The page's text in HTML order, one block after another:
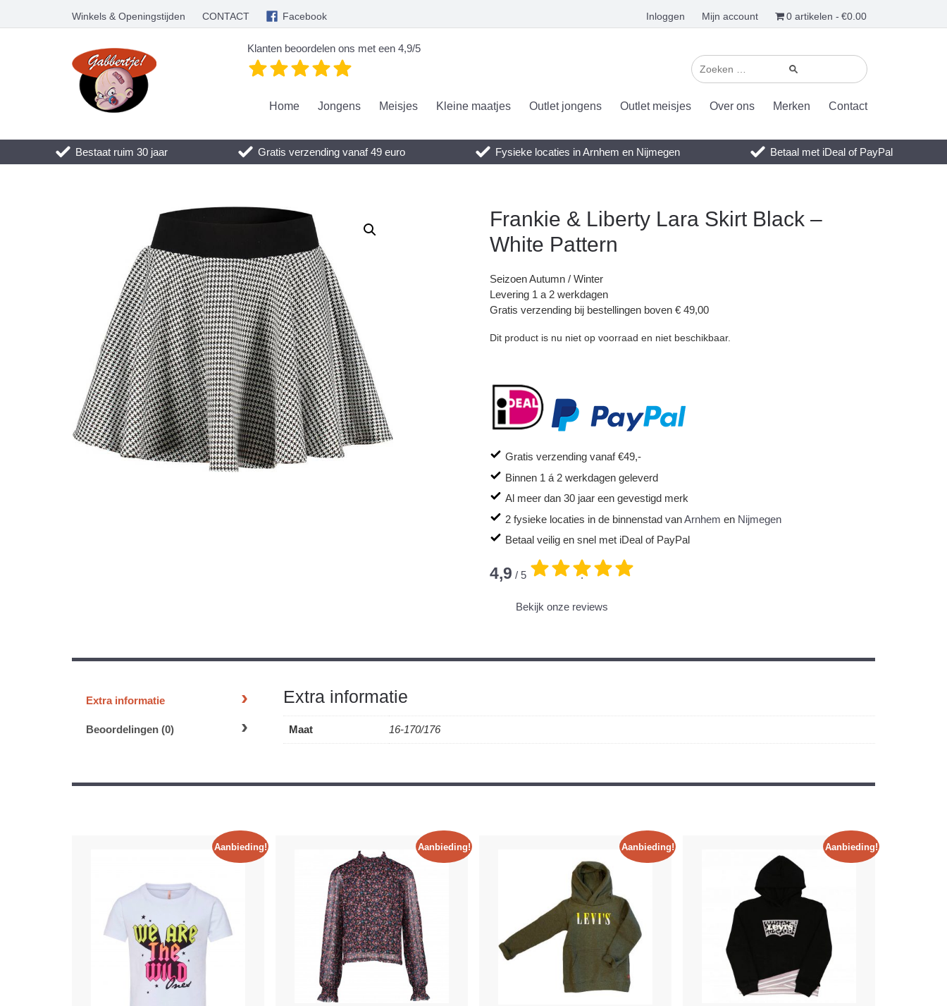
Winkels & Openingstijden CONTACT Facebook Inloggen Mijn account 0 artikelen €0.00
Klanten beoordelen ons met een 4,9/5
Home Jongens Meisjes Kleine maatjes Outlet jongens Outlet meisjes Over ons Merken Contact
Bestaat ruim 30 jaar Gratis verzending vanaf 49 euro Fysieke locaties in Arnhem en Nijmegen Betaal met iDeal of PayPal
Frankie & Liberty Lara Skirt Black –
White Pattern
Seizoen Autumn / Winter
Levering 1 a 2 werkdagen
Gratis verzending bij bestellingen boven € 49,00
Dit product is nu niet op voorraad en niet beschikbaar.
Gratis verzending vanaf €49,-
Binnen 1 á 2 werkdagen geleverd
Al meer dan 30 jaar een gevestigd merk
2 fysieke locaties in de binnenstad vanArnhem en Nijmegen
Betaal veilig en snel met iDeal of PayPal
4,9 / 5 .
Bekijk onze reviews
Extra informatie
Beoordelingen (0)
Extra informatie
Maat 16-170/176
Aanbieding! Aanbieding! Aanbieding! Aanbieding!